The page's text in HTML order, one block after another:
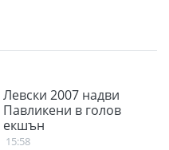
Левски 2007 надви
Павликени в голов
екшън
15:58